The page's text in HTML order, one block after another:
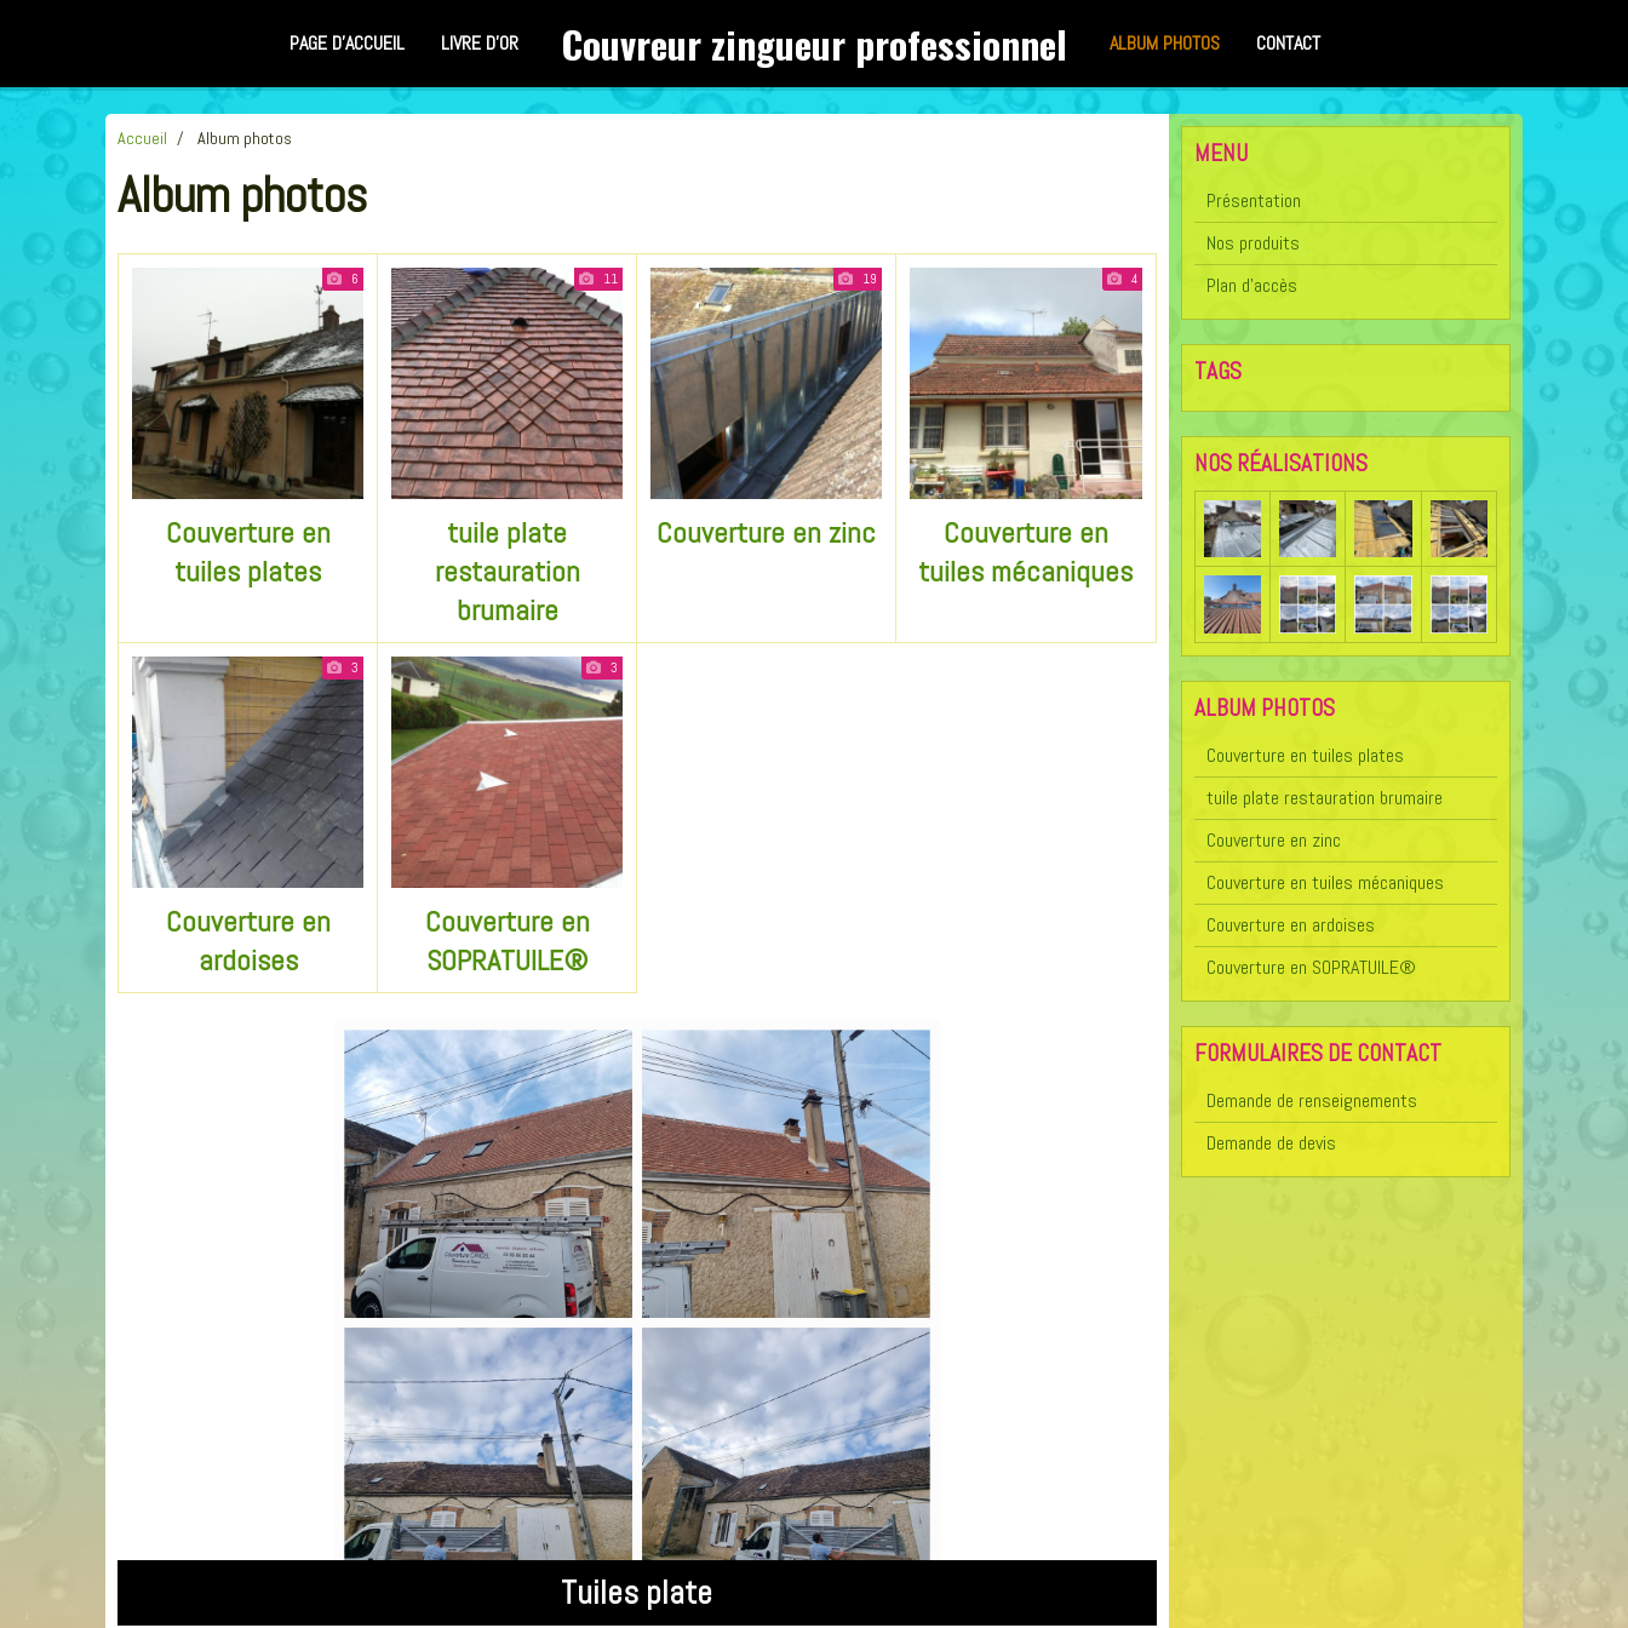
PAGE D'ACCUEIL LIVRE D'OR Couvreur zingueur professionnel ALBUM PHOTOS CONTACT
Accueil Album photos
Album photos
6
Couverture en
tuiles plates
11
tuile plate
restauration
brumaire
19
Couverture en zinc
4
Couverture en
tuiles mécaniques
3
Couverture en
ardoises
3
Couverture en
SOPRATUILE®
Tuiles plate
MENU
Présentation
Nos produits
Plan d'accès
TAGS
NOS RÉALISATIONS
ALBUM PHOTOS
Couverture en tuiles plates
tuile plate restauration brumaire
Couverture en zinc
Couverture en tuiles mécaniques
Couverture en ardoises
Couverture en SOPRATUILE®
FORMULAIRES DE CONTACT
Demande de renseignements
Demande de devis